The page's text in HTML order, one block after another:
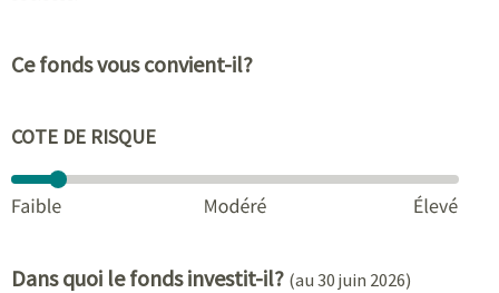
Ce fonds vous convient-il?
COTE DE RISQUE
Dans quoi le fonds investit-il? (au 30 juin 2026)